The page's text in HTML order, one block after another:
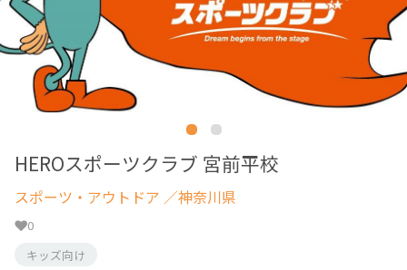
HEROスポーツクラブ 宮前平校
スポーツ・アウトドア ／神奈川県
0
キッズ向け